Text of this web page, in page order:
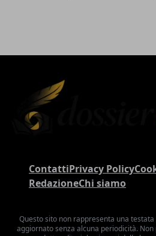
ContattiPrivacy Policy
RedazioneChi siamo
Questo sito non rappresenta una
aggiornato senza alcuna periodicità.